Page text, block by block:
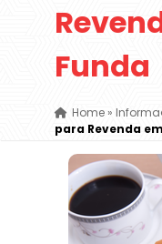
Funda
Home»
para Revenda